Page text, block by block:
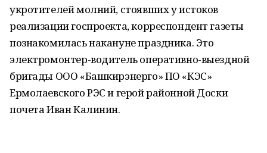
укротителей молний, стоявших у истоков
реализации госпроекта, корреспондент газеты
познакомилась накануне праздника. Это
электромонтер-водитель оперативно-выездной
бригады ООО «Башкирэнерго» ПО «КЭС»
Ермолаевского РЭС и герой районной Доски
почета Иван Калинин.